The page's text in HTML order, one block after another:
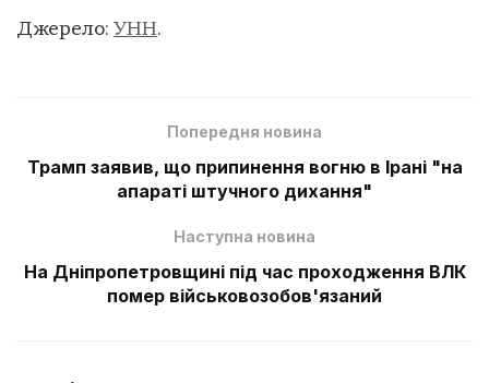
Джерело: УНН.
Попередня новина
Трамп заявив, що припинення вогню в Ірані "на
апараті штучного дихання"
Наступна новина
На Дніпропетровщині під час проходження ВЛК
помер військовозобов'язаний